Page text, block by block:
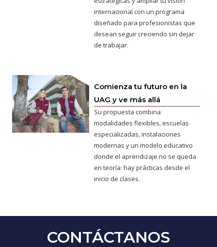
internacional con un programa
diseñado para profesionistas que
desean seguir creciendo sin dejar
de trabajar.
Comienza tu futuro en la
UAG y ve más allá
Su propuesta combina
modalidades flexibles, escuelas
especializadas, instalaciones
modernas y un modelo educativo
donde el aprendizaje no se queda
en teoría: hay prácticas desde el
inicio de clases.
CONTÁCTANOS